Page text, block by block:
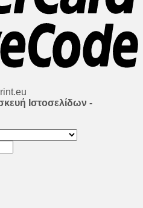
Ιστοσελίδων -